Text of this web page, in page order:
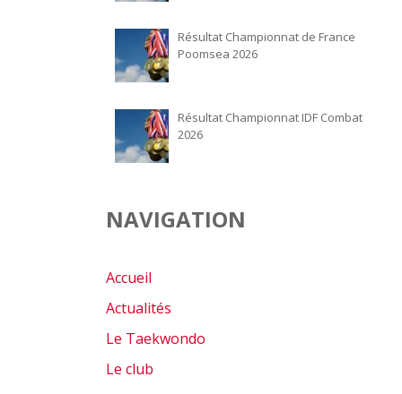
Résultat Championnat de France
Poomsea 2026
Résultat Championnat IDF Combat
2026
NAVIGATION
Accueil
Actualités
Le Taekwondo
Le club